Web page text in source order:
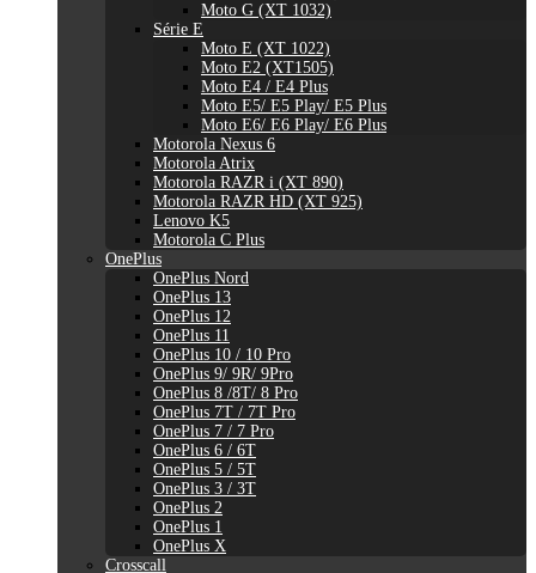
Moto G (XT 1032)
Série E
Moto E (XT 1022)
Moto E2 (XT1505)
Moto E4 / E4 Plus
Moto E5/ E5 Play/ E5 Plus
Moto E6/ E6 Play/ E6 Plus
Motorola Nexus 6
Motorola Atrix
Motorola RAZR i (XT 890)
Motorola RAZR HD (XT 925)
Lenovo K5
Motorola C Plus
OnePlus
OnePlus Nord
OnePlus 13
OnePlus 12
OnePlus 11
OnePlus 10 / 10 Pro
OnePlus 9/ 9R/ 9Pro
OnePlus 8 /8T/ 8 Pro
OnePlus 7T / 7T Pro
OnePlus 7 / 7 Pro
OnePlus 6 / 6T
OnePlus 5 / 5T
OnePlus 3 / 3T
OnePlus 2
OnePlus 1
OnePlus X
Crosscall